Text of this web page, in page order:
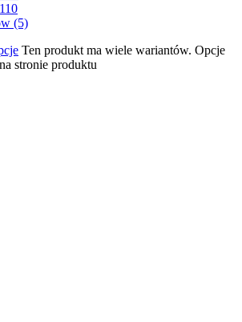
(5)
Ten produkt ma wiele wariantów. Opcje
stronie produktu